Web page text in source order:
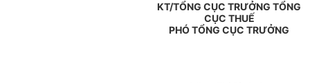
KT/TỔNG CỤC TRƯỞNG TỔNG
CỤC THUẾ
PHÓ TỔNG CỤC TRƯỞNG